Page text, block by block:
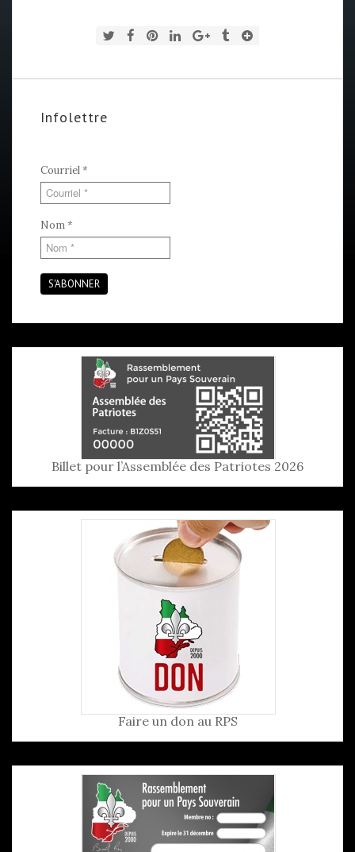
Infolettre
Courriel*
Nom*
S'ABONNER
Billet pour l’Assemblée des Patriotes 2026
Faire un don au RPS